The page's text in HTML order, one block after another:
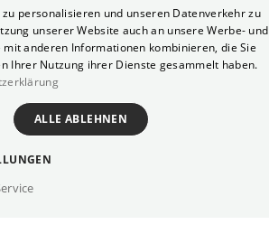
bis zu 90
personalisieren und unseren Datenverkehr zu
unserer Website auch an unsere Werbe- und
anderen Informationen kombinieren, die Sie
Ihrer Nutzung ihrer Dienste gesammelt haben.
ALLE ABLEHNEN